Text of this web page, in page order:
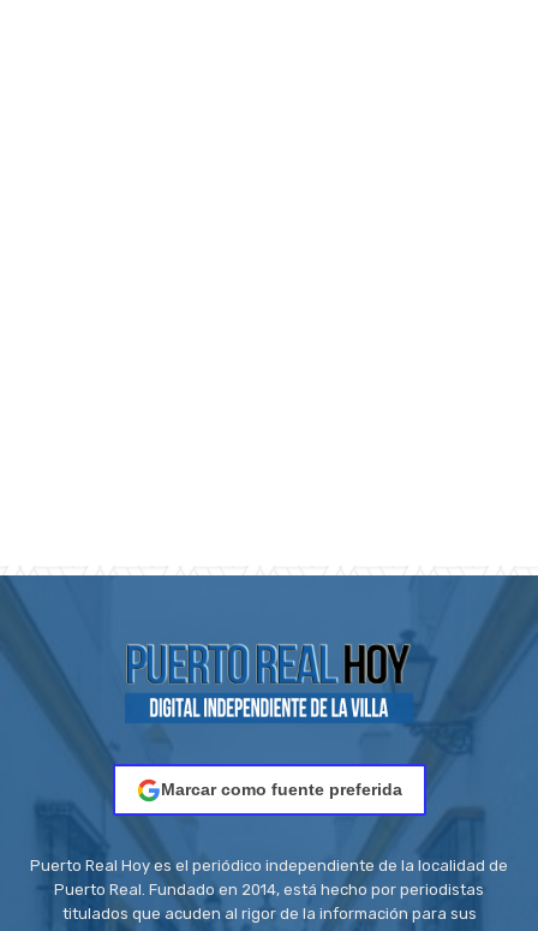
Marcar como fuente preferida
Puerto Real Hoy es el periódico independiente de la localidad de
Puerto Real. Fundado en 2014, está hecho por periodistas
titulados que acuden al rigor de la información para sus